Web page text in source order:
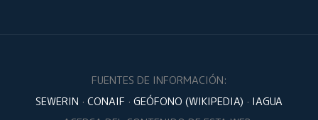
FUENTES DE INFORMACIÓN:
SEWERIN · CONAIF · GEÓFONO (WIKIPEDIA) · IAGUA